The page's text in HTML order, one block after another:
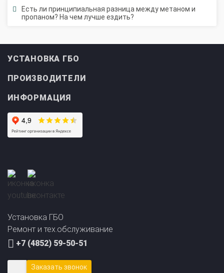
Свидетельство на ГБО
Есть ли принципиальная разница между метаном и
пропаном? На чем лучше ездить?
УСТАНОВКА ГБО
ПРОИЗВОДИТЕЛИ
ИНФОРМАЦИЯ
Установка ГБО
Ремонт и тех.обслуживание
+7 (4852) 59-50-51
Заказать звонок